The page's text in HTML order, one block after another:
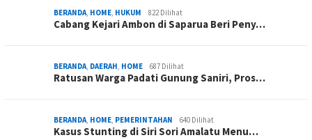
BERANDA, HOME, HUKUM 822 Dilihat
Cabang Kejari Ambon di Saparua Beri Peny…
BERANDA, DAERAH, HOME 687 Dilihat
Ratusan Warga Padati Gunung Saniri, Pros…
BERANDA, HOME, PEMERINTAHAN 640 Dilihat
Kasus Stunting di Siri Sori Amalatu Menu…